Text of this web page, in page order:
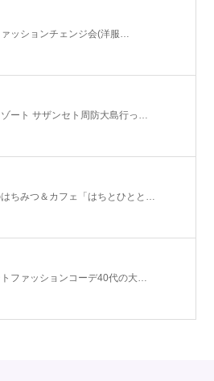
ァッションチェンジ会(洋服…
ート サザンセト周防大島行っ…
ちみつ＆カフェ「はちとひとと…
ファッションコーデ40代の大…